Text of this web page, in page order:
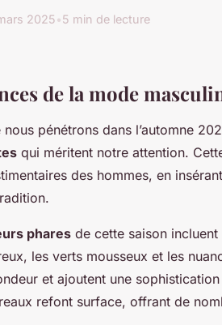
2025•5 min de lecture
de la mode
nous pénétrons dans l’automne
qui méritent notre attention.
des hommes, en
phares de cette saison
les verts mousseux et les
et ajoutent une
refont surface, offrant de